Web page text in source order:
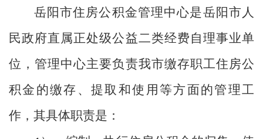
岳阳市住房公积金管理中心是岳阳市人
民政府直属正处级公益二类经费自理事业单
位，管理中心主要负责我市缴存职工住房公
积金的缴存、提取和使用等方面的管理工
作，其具体职责是：